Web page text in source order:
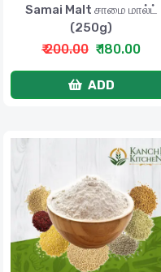
Samai Malt சாமை மால்ட்
(250g)
₹ 200.00 ₹ 180.00
ADD